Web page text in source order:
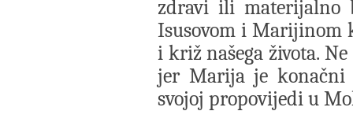
zdravi ili materijalno
Isusovom i Marijinom
i križ našega života.
jer Marija je
svojoj propovijedi u